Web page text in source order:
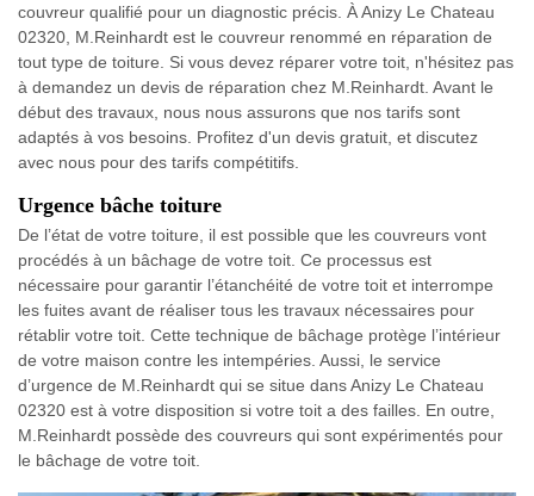
couvreur qualifié pour un diagnostic précis. À Anizy Le Chateau
02320, M.Reinhardt est le couvreur renommé en réparation de
tout type de toiture. Si vous devez réparer votre toit, n'hésitez pas
à demandez un devis de réparation chez M.Reinhardt. Avant le
début des travaux, nous nous assurons que nos tarifs sont
adaptés à vos besoins. Profitez d'un devis gratuit, et discutez
avec nous pour des tarifs compétitifs.
Urgence bâche toiture
De l’état de votre toiture, il est possible que les couvreurs vont
procédés à un bâchage de votre toit. Ce processus est
nécessaire pour garantir l’étanchéité de votre toit et interrompe
les fuites avant de réaliser tous les travaux nécessaires pour
rétablir votre toit. Cette technique de bâchage protège l’intérieur
de votre maison contre les intempéries. Aussi, le service
d’urgence de M.Reinhardt qui se situe dans Anizy Le Chateau
02320 est à votre disposition si votre toit a des failles. En outre,
M.Reinhardt possède des couvreurs qui sont expérimentés pour
le bâchage de votre toit.